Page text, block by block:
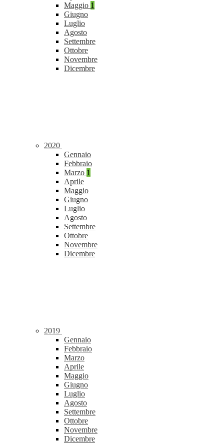
Maggio 1
Giugno
Luglio
Agosto
Settembre
Ottobre
Novembre
Dicembre
2020
Gennaio
Febbraio
Marzo 1
Aprile
Maggio
Giugno
Luglio
Agosto
Settembre
Ottobre
Novembre
Dicembre
2019
Gennaio
Febbraio
Marzo
Aprile
Maggio
Giugno
Luglio
Agosto
Settembre
Ottobre
Novembre
Dicembre